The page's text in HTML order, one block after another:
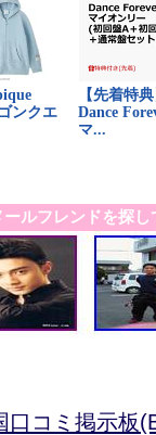
ルフレンドを探し
口コミ掲示板